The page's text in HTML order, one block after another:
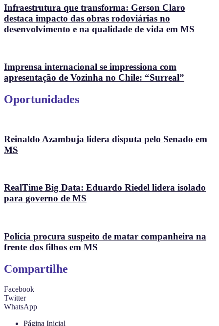
Infraestrutura que transforma: Gerson Claro
destaca impacto das obras rodoviárias no
desenvolvimento e na qualidade de vida em MS
Imprensa internacional se impressiona com
apresentação de Vozinha no Chile: “Surreal”
Oportunidades
Reinaldo Azambuja lidera disputa pelo Senado em
MS
RealTime Big Data: Eduardo Riedel lidera isolado
para governo de MS
Polícia procura suspeito de matar companheira na
frente dos filhos em MS
Compartilhe
Facebook
Twitter
WhatsApp
Página Inicial